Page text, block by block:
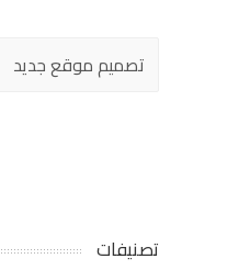
تصنيفات